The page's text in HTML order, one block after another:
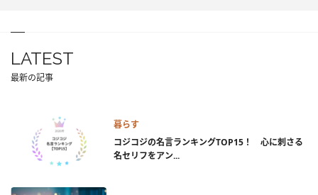
LATEST
最新の記事
暮らす
コジコジの名言ランキングTOP15！ 心に刺さる
名セリフをアン...